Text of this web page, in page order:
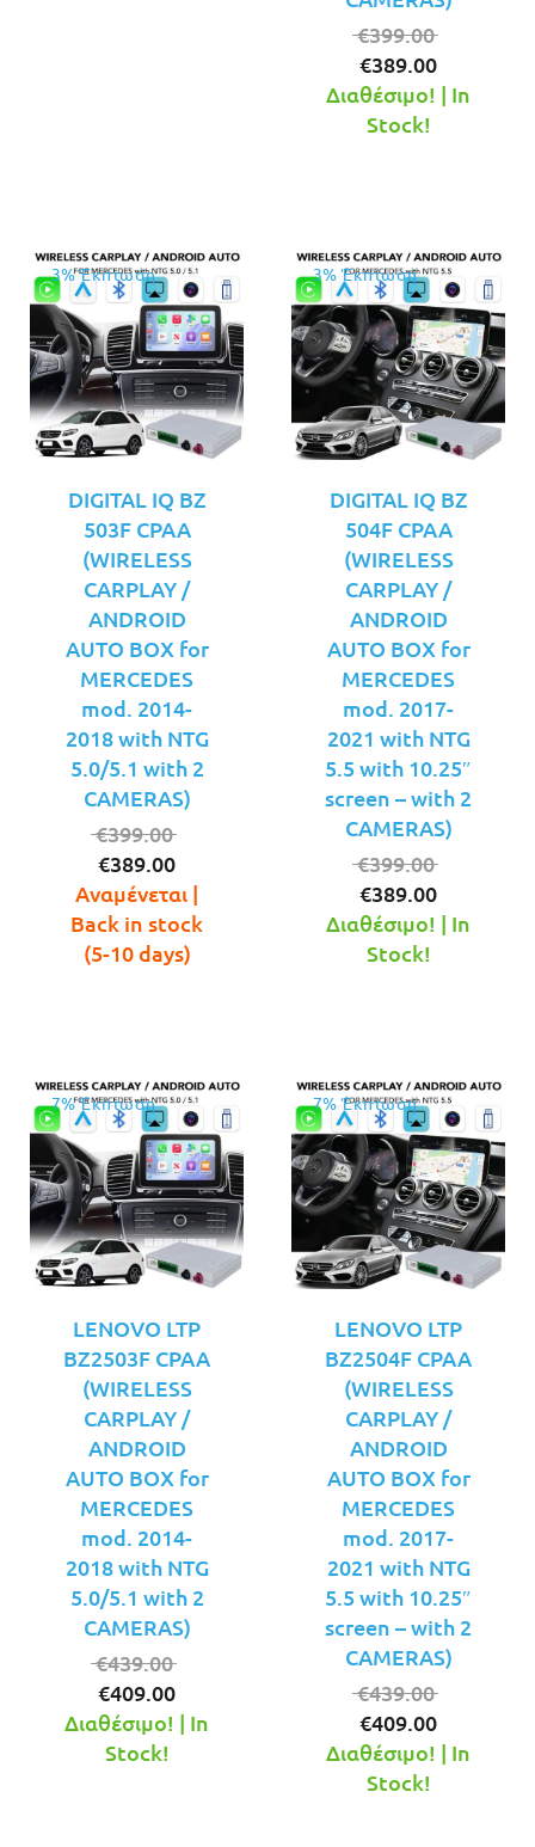
€399.00
was:
€389.00
τρέχουσα
Διαθέσιμο! | In
Stock!
3% Έκπτωση
DIGITAL IQ BZ
503F CPAA
(WIRELESS
CARPLAY /
ANDROID
AUTO BOX for
MERCEDES
mod. 2014-
2018 with NTG
5.0/5.1 with 2
CAMERAS)
€399.00
was:
€399.00.
€389.00
τρέχουσα
τιμή
είναι:
Αναμένεται |
Back in stock
(5-10 days)
3% Έκπτωση
DIGITAL IQ BZ
504F CPAA
(WIRELESS
CARPLAY /
ANDROID
AUTO BOX for
MERCEDES
mod. 2017-
2021 with NTG
5.5 with 10.25″
screen – with 2
CAMERAS)
€399.00
was:
€389.00
τρέχουσα
Διαθέσιμο! | In
Stock!
7% Έκπτωση
LENOVO LTP
BZ2503F CPAA
(WIRELESS
CARPLAY /
ANDROID
AUTO BOX for
MERCEDES
mod. 2014-
2018 with NTG
5.0/5.1 with 2
CAMERAS)
€439.00
was:
€409.00
τρέχουσα
Διαθέσιμο! | In
Stock!
7% Έκπτωση
LENOVO LTP
BZ2504F CPAA
(WIRELESS
CARPLAY /
ANDROID
AUTO BOX for
MERCEDES
mod. 2017-
2021 with NTG
5.5 with 10.25″
screen – with 2
CAMERAS)
€439.00
was:
€409.00
τρέχουσα
Διαθέσιμο! | In
Stock!